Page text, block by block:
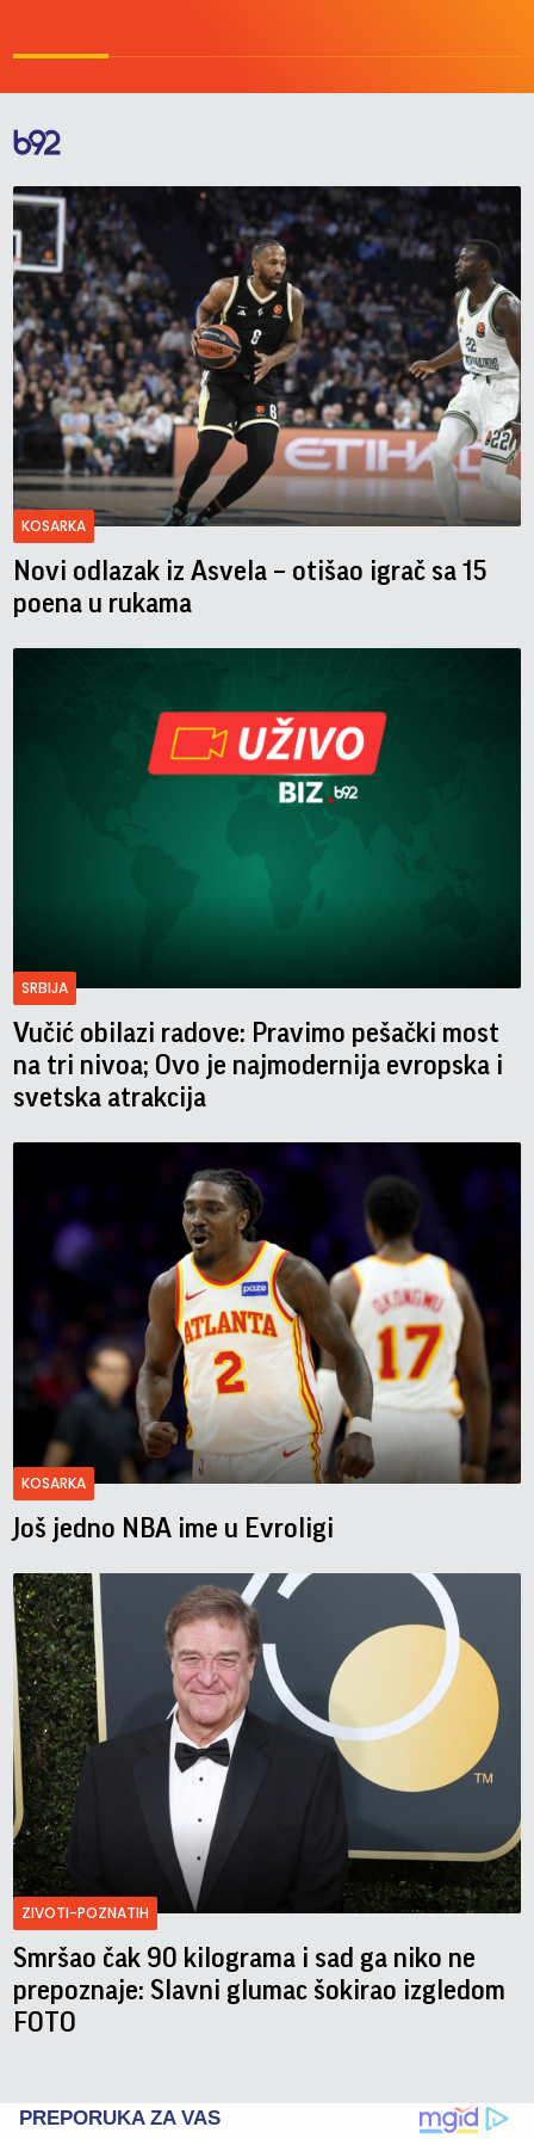
KOSARKA
Novi odlazak iz Asvela – otišao igrač sa 15
poena u rukama
SRBIJA
Vučić obilazi radove: Pravimo pešački most
na tri nivoa; Ovo je najmodernija evropska i
svetska atrakcija
KOSARKA
Još jedno NBA ime u Evroligi
ZIVOTI-POZNATIH
Smršao čak 90 kilograma i sad ga niko ne
prepoznaje: Slavni glumac šokirao izgledom
FOTO